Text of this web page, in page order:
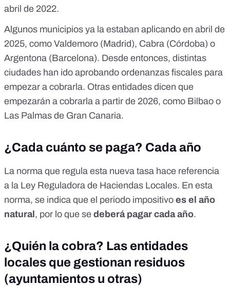
abril de 2022.
Algunos municipios ya la estaban aplicando en abril de
2025, como Valdemoro (Madrid), Cabra (Córdoba) o
Argentona (Barcelona). Desde entonces, distintas
ciudades han ido aprobando ordenanzas fiscales para
empezar a cobrarla. Otras entidades dicen que
empezarán a cobrarla a partir de 2026, como Bilbao o
Las Palmas de Gran Canaria.
¿Cada cuánto se paga? Cada año
La norma que regula esta nueva tasa hace referencia
a la Ley Reguladora de Haciendas Locales. En esta
norma, se indica que el periodo impositivo es el año
natural , por lo que se deberá pagar cada año.
¿Quién la cobra? Las entidades
locales que gestionan residuos
(ayuntamientos u otras)